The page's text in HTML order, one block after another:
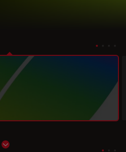
Show subnavigation